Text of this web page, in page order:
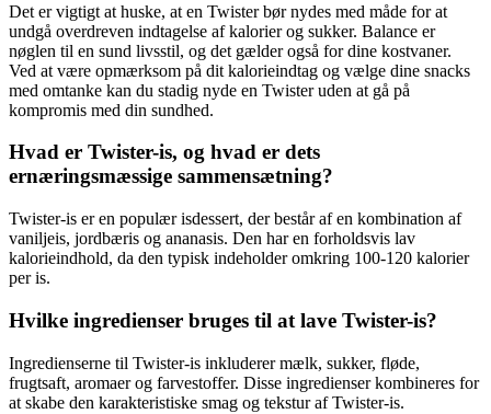
Det er vigtigt at huske, at en Twister bør nydes med måde for at
undgå overdreven indtagelse af kalorier og sukker. Balance er
nøglen til en sund livsstil, og det gælder også for dine kostvaner.
Ved at være opmærksom på dit kalorieindtag og vælge dine snacks
med omtanke kan du stadig nyde en Twister uden at gå på
kompromis med din sundhed.
Hvad er Twister-is, og hvad er dets
ernæringsmæssige sammensætning?
Twister-is er en populær isdessert, der består af en kombination af
vaniljeis, jordbæris og ananasis. Den har en forholdsvis lav
kalorieindhold, da den typisk indeholder omkring 100-120 kalorier
per is.
Hvilke ingredienser bruges til at lave Twister-is?
Ingredienserne til Twister-is inkluderer mælk, sukker, fløde,
frugtsaft, aromaer og farvestoffer. Disse ingredienser kombineres for
at skabe den karakteristiske smag og tekstur af Twister-is.